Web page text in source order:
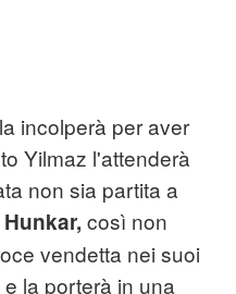
incolperà per aver
Yilmaz l'attenderà
non sia partita a
Hunkar, così non
vendetta nei suoi
la porterà in una